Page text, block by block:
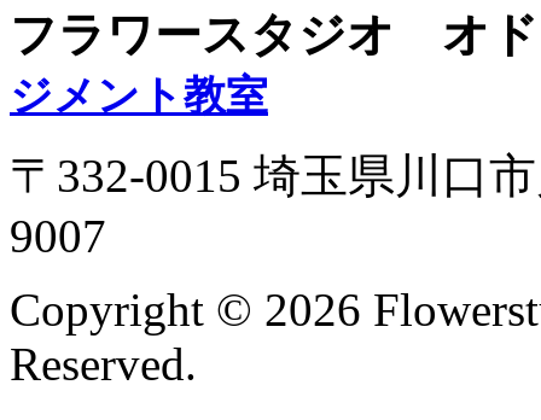
フラワースタジオ オ
ジメント教室
〒332-0015 埼玉県川口
9007
Copyright © 2026
Reserved.